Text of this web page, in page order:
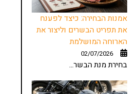
אמנות הבחירה: כיצד לפענח
את תפריט הבשרים וליצור את
הארוחה המושלמת
02/07/2026
בחירת מנת הבשר...